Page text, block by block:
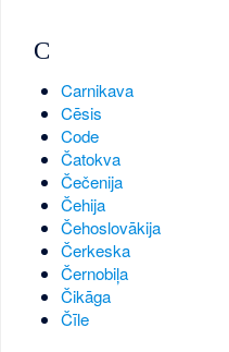
C
Carnikava
Cēsis
Code
Čatokva
Čečenija
Čehija
Čehoslovākija
Čerkeska
Černobiļa
Čikāga
Čīle